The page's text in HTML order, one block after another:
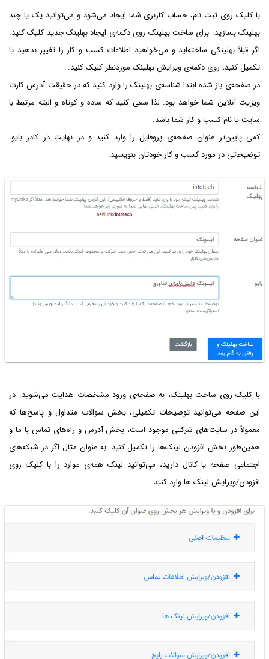
با کلیک روی ثبت نام، حساب کاربری شما ایجاد می‌شود و می‌توانید یک یا چند
بهلینک بسازید. برای ساخت بهلینک روی دکمه‌ی ایجاد بهلینک جدید کلیک کنید.
اگر قبلاً بهلینکی ساخته‌اید و می‌خواهید اطلاعات کسب و کار را تغییر بدهید یا
تکمیل کنید، روی دکمه‌ی ویرایش بهلینک موردنظر کلیک کنید.
در صفحه‌ی باز شده ابتدا شناسه‌ی بهلینک را وارد کنید که در حقیقت آدرس کارت
ویزیت آنلاین شما خواهد بود. لذا سعی کنید که ساده و کوتاه و البته مرتبط با
سایت یا نام کسب و کار شما باشد.
کمی پایین‌تر عنوان صفحه‌ی پروفایل را وارد کنید و در نهایت در کادر بایو،
توضیحاتی در مورد کسب و کار خودتان بنویسید.
با کلیک روی ساخت بهلینک، به صفحه‌ی ورود مشخصات هدایت می‌شوید. در
این صفحه می‌توانید توضیحات تکمیلی، بخش سوالات متداول و پاسخ‌ها که
معمولاً در سایت‌های شرکتی موجود است، بخش آدرس و راه‌های تماس با ما و
همین‌طور بخش افزودن لینک‌ها را تکمیل کنید. به عنوان مثال اگر در شبکه‌های
اجتماعی صفحه یا کانال دارید، می‌توانید لینک همه‌ی موارد را با کلیک روی
افزودن/ویرایش لینک ها وارد کنید.